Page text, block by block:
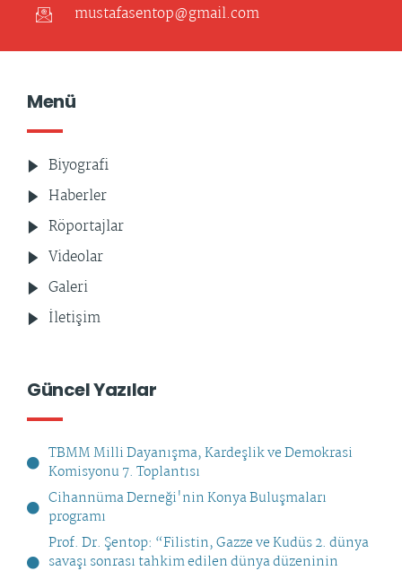
mustafasentop@gmail.com
Menü
Biyografi
Haberler
Röportajlar
Videolar
Galeri
İletişim
Güncel Yazılar
TBMM Milli Dayanışma, Kardeşlik ve Demokrasi
Komisyonu 7. Toplantısı
Cihannüma Derneği'nin Konya Buluşmaları
programı
Prof. Dr. Şentop: “Filistin, Gazze ve Kudüs 2. dünya
savaşı sonrası tahkim edilen dünya düzeninin